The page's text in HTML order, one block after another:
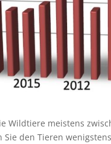
Wildtiere meistens
Sie den Tieren